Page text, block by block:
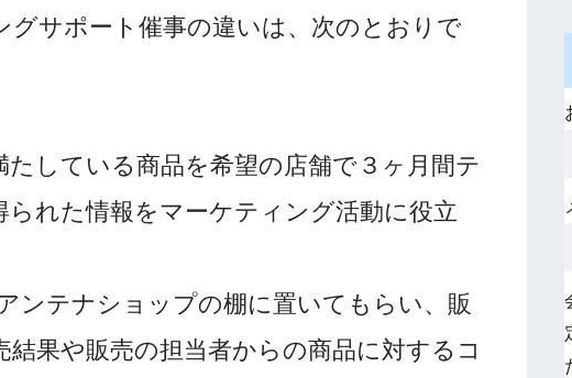
グサポート催事の違いは、次のとおりで
している商品を希望の店舗で３ヶ月間テ
られた情報をマーケティング活動に役立
ンテナショップの棚に置いてもらい、販
果や販売の担当者からの商品に対するコ